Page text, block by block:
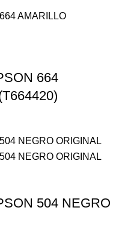
664
504 NEGRO